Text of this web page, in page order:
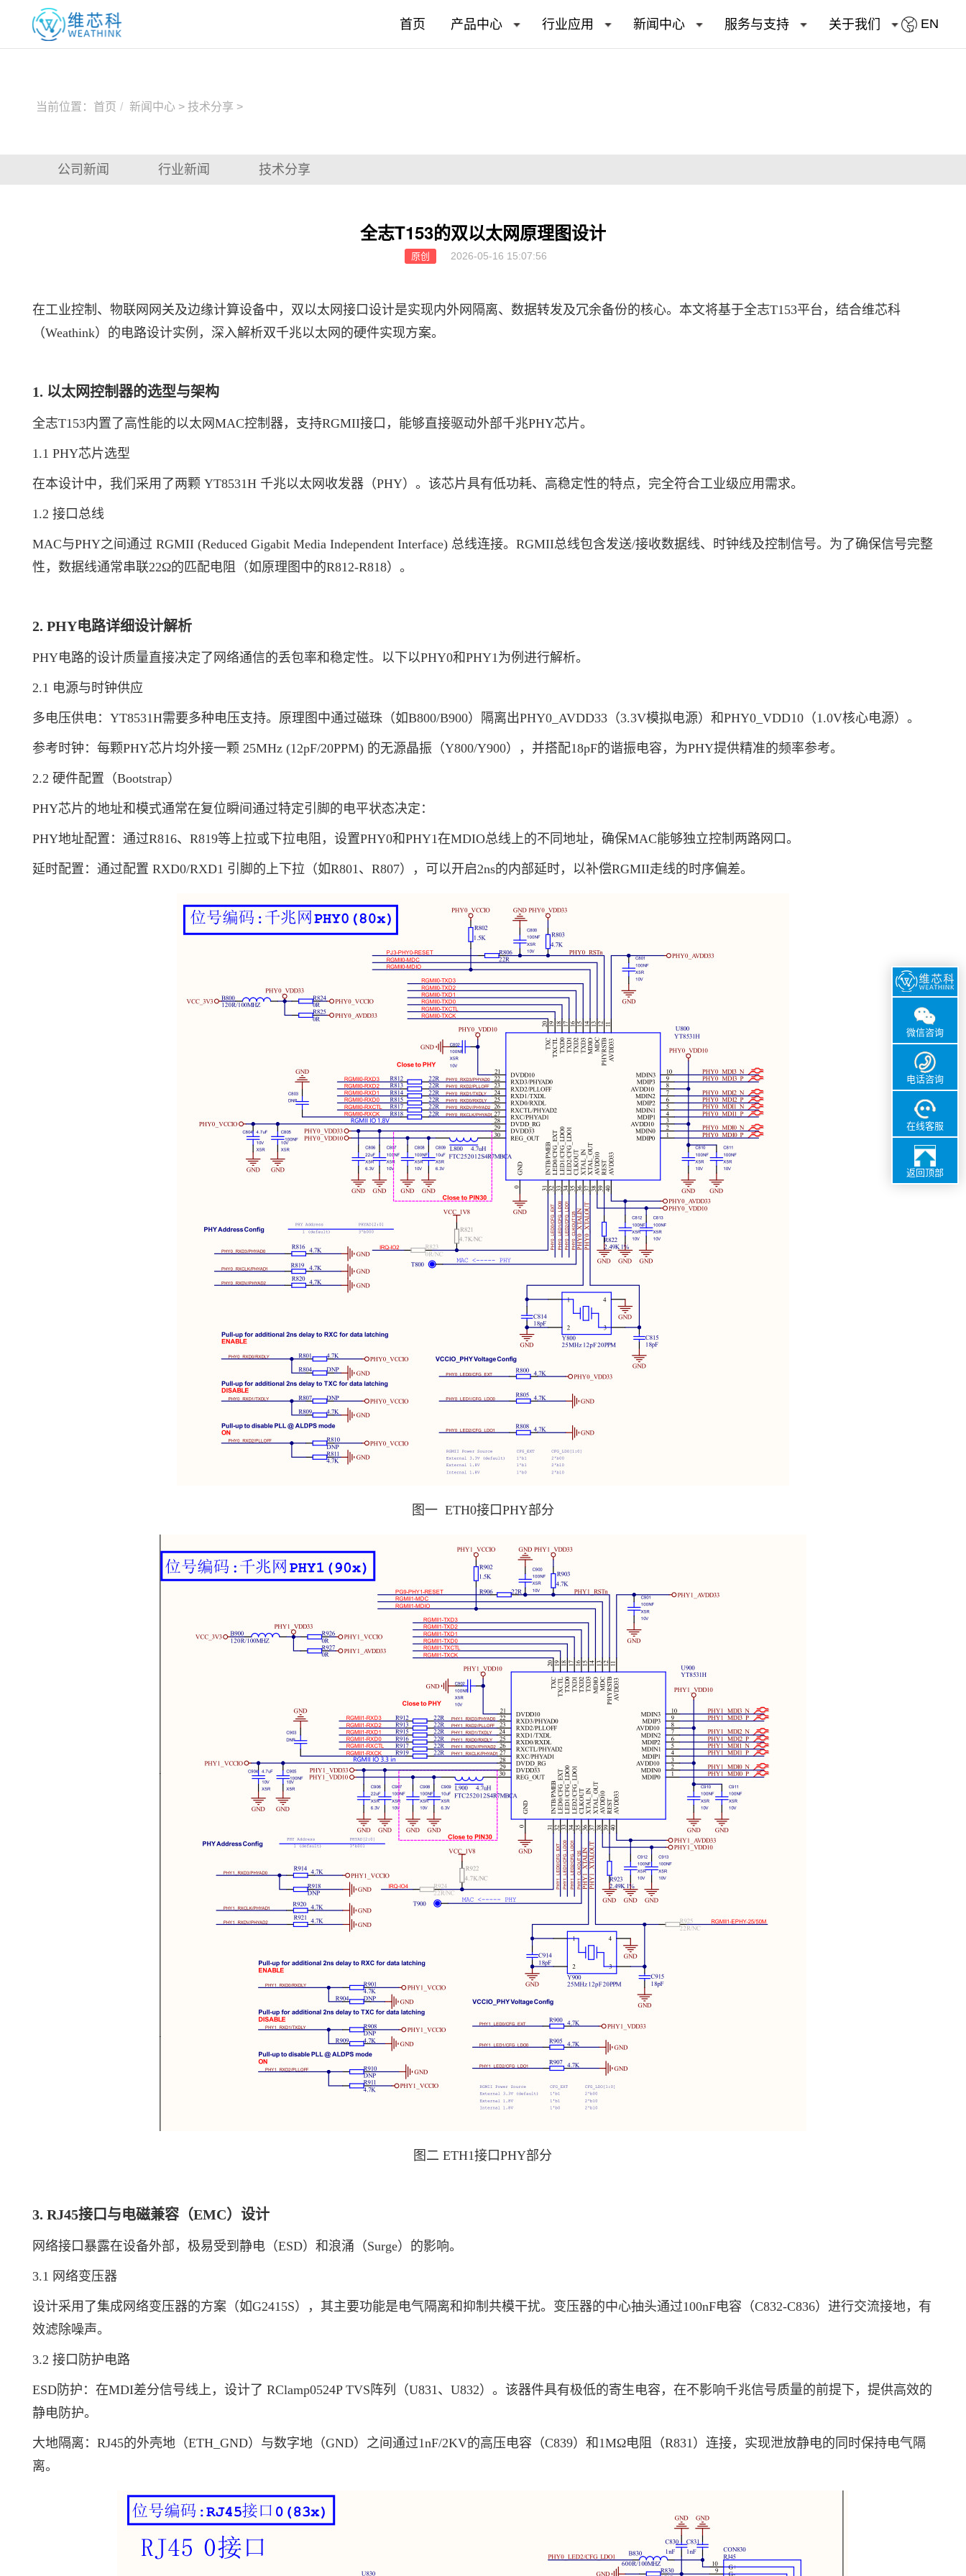
首页 产品中心 行业应用 新闻中心 服务与支持 关于我们 EN
当前位置： 首页 新闻中心 > 技术分享 >
公司新闻 行业新闻 技术分享
全志T153的双以太网原理图设计
原创 2026-05-16 15:07:56
在工业控制、物联网网关及边缘计算设备中，双以太网接口设计是实现内外网隔离、数据转发及冗余备份的核心。本文将基于全志T153平台，结合维芯科
（Weathink）的电路设计实例，深入解析双千兆以太网的硬件实现方案。
1. 以太网控制器的选型与架构
全志T153内置了高性能的以太网MAC控制器，支持RGMII接口，能够直接驱动外部千兆PHY芯片。
1.1 PHY芯片选型
在本设计中，我们采用了两颗 YT8531H 千兆以太网收发器（PHY）。该芯片具有低功耗、高稳定性的特点，完全符合工业级应用需求。
1.2 接口总线
MAC与PHY之间通过 RGMII (Reduced Gigabit Media Independent Interface) 总线连接。RGMII总线包含发送/接收数据线、时钟线及控制信号。为了确保信号完整
性，数据线通常串联22Ω的匹配电阻（如原理图中的R812-R818）。
2. PHY电路详细设计解析
PHY电路的设计质量直接决定了网络通信的丢包率和稳定性。以下以PHY0和PHY1为例进行解析。
2.1 电源与时钟供应
多电压供电：YT8531H需要多种电压支持。原理图中通过磁珠（如B800/B900）隔离出PHY0_AVDD33（3.3V模拟电源）和PHY0_VDD10（1.0V核心电源）。
参考时钟：每颗PHY芯片均外接一颗 25MHz (12pF/20PPM) 的无源晶振（Y800/Y900），并搭配18pF的谐振电容，为PHY提供精准的频率参考。
2.2 硬件配置（Bootstrap）
PHY芯片的地址和模式通常在复位瞬间通过特定引脚的电平状态决定：
PHY地址配置：通过R816、R819等上拉或下拉电阻，设置PHY0和PHY1在MDIO总线上的不同地址，确保MAC能够独立控制两路网口。
延时配置：通过配置 RXD0/RXD1 引脚的上下拉（如R801、R807），可以开启2ns的内部延时，以补偿RGMII走线的时序偏差。
图一 ETH0接口PHY部分
图二 ETH1接口PHY部分
3. RJ45接口与电磁兼容（EMC）设计
网络接口暴露在设备外部，极易受到静电（ESD）和浪涌（Surge）的影响。
3.1 网络变压器
设计采用了集成网络变压器的方案（如G2415S），其主要功能是电气隔离和抑制共模干扰。变压器的中心抽头通过100nF电容（C832-C836）进行交流接地，有
效滤除噪声。
3.2 接口防护电路
ESD防护：在MDI差分信号线上，设计了 RClamp0524P TVS阵列（U831、U832）。该器件具有极低的寄生电容，在不影响千兆信号质量的前提下，提供高效的
静电防护。
大地隔离：RJ45的外壳地（ETH_GND）与数字地（GND）之间通过1nF/2KV的高压电容（C839）和1MΩ电阻（R831）连接，实现泄放静电的同时保持电气隔
离。
微信咨询
电话咨询
在线客服
返回顶部